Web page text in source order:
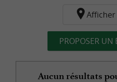
PROPOSER UN
Aucun résultats